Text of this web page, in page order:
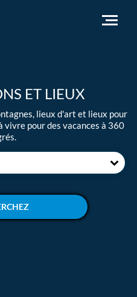
ET LIEUX
lieux d'art et lieux pour
vivre pour des vacances à 360